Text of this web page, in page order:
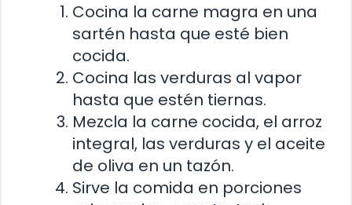
Cocina la carne magra en una
sartén hasta que esté bien
cocida.
Cocina las verduras al vapor
hasta que estén tiernas.
Mezcla la carne cocida, el arroz
integral, las verduras y el aceite
de oliva en un tazón.
Sirve la comida en porciones